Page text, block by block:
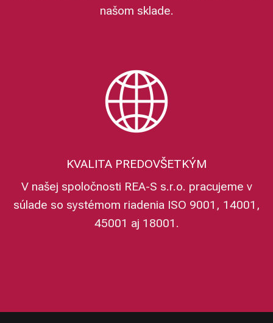
našom sklade.
KVALITA PREDOVŠETKÝM
V našej spoločnosti REA-S s.r.o. pracujeme v
súlade so systémom riadenia ISO 9001, 14001,
45001 aj 18001.